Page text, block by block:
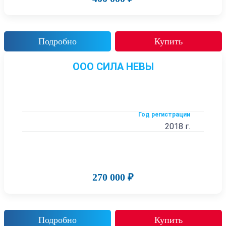
Подробно Купить
ООО СИЛА НЕВЫ
Год регистрации
2018 г.
270 000 ₽
Подробно Купить